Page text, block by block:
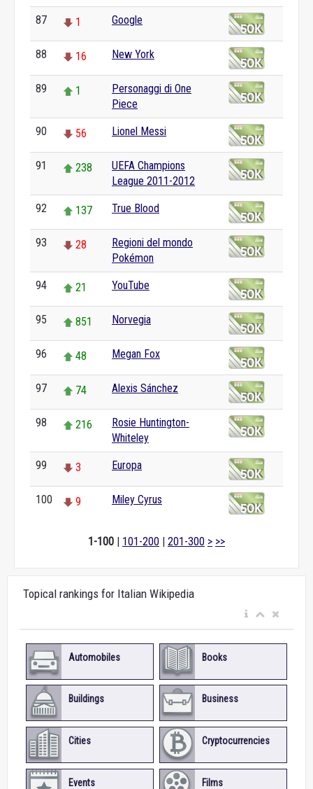
87 1 Google
88 16 New York
89 1
Personaggi di One
Piece
90 56 Lionel Messi
91 238
UEFA Champions
League 2011-2012
92 137 True Blood
93 28
Regioni del mondo
Pokémon
94 21 YouTube
95 851 Norvegia
96 48 Megan Fox
97 74 Alexis Sánchez
98 216
Rosie Huntington-
Whiteley
99 3 Europa
100 9 Miley Cyrus
1-100 | 101-200 | 201-300 > >>
Topical rankings for Italian Wikipedia
Automobiles Books
Buildings Business
Cities Cryptocurrencies
Events Films